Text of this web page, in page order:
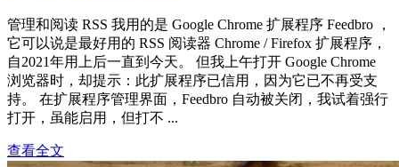
管理和阅读 RSS 我用的是 Google Chrome 扩展程序 Feedbro ，
它可以说是最好用的 RSS 阅读器 Chrome / Firefox 扩展程序，
自2021年用上后一直到今天。 但我上午打开 Google Chrome
浏览器时，却提示：此扩展程序已信用，因为它已不再受支
持。 在扩展程序管理界面，Feedbro 自动被关闭，我试着强行
打开，虽能启用，但打不 ...
查看全文